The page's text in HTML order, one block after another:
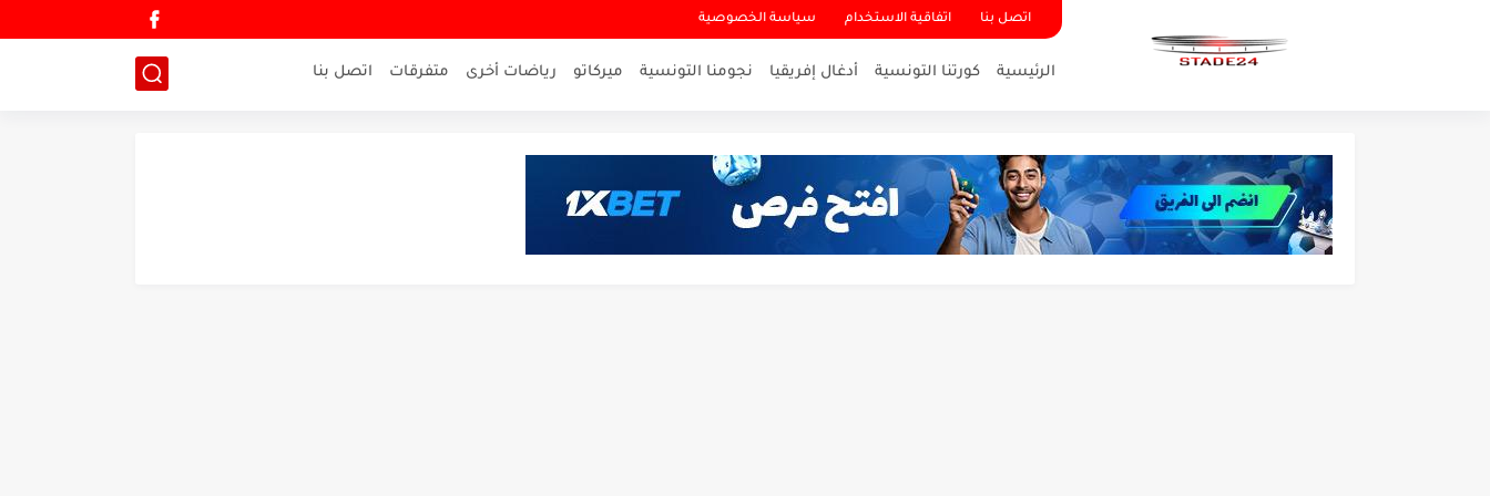
اتصل بنا اتفاقية الاستخدام سياسة الخصوصية
الرئيسية كورتنا التونسية أدغال إفريقيا نجومنا التونسية ميركاتو رياضات أخرى متفرقات اتصل بنا